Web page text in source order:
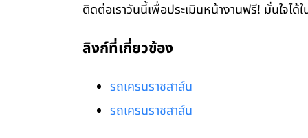
ติดต่อเราวันนี้เพื่อประเมินหน้างานฟรี! มั่นใจ
ลิงก์ที่เกี่ยวข้อง
รถเครนราชสาส์น
รถเครนราชสาส์น